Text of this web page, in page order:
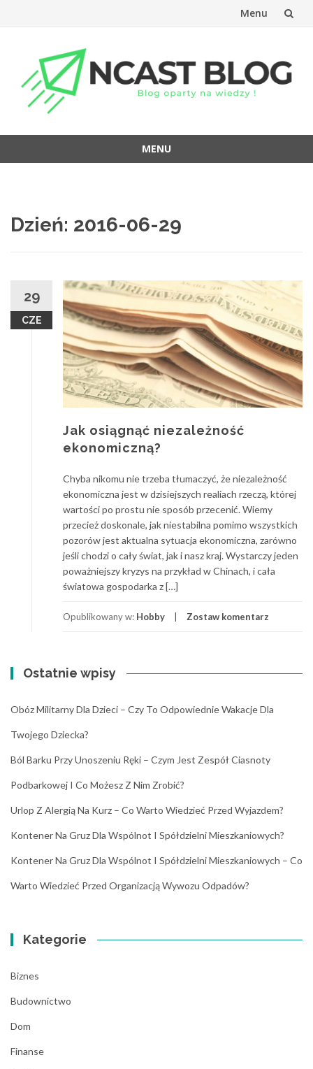
Menu
treści
MENU
Dzień: 2016-06-29
29
CZE
Jak osiągnąć niezależność
ekonomiczną?
Chyba nikomu nie trzeba tłumaczyć, że niezależność
ekonomiczna jest w dzisiejszych realiach rzeczą, której
wartości po prostu nie sposób przecenić. Wiemy
przecież doskonale, jak niestabilna pomimo wszystkich
pozorów jest aktualna sytuacja ekonomiczna, zarówno
jeśli chodzi o cały świat, jak i nasz kraj. Wystarczy jeden
poważniejszy kryzys na przykład w Chinach, i cała
światowa gospodarka z […]
Opublikowany w: Hobby Zostaw komentarz
Ostatnie wpisy
Obóz Militarny Dla Dzieci – Czy To Odpowiednie Wakacje Dla
Twojego Dziecka?
Ból Barku Przy Unoszeniu Ręki – Czym Jest Zespół Ciasnoty
Podbarkowej I Co Możesz Z Nim Zrobić?
Urlop Z Alergią Na Kurz – Co Warto Wiedzieć Przed Wyjazdem?
Kontener Na Gruz Dla Wspólnot I Spółdzielni Mieszkaniowych?
Kontener Na Gruz Dla Wspólnot I Spółdzielni Mieszkaniowych – Co
Warto Wiedzieć Przed Organizacją Wywozu Odpadów?
Kategorie
Biznes
Budownictwo
Dom
Finanse